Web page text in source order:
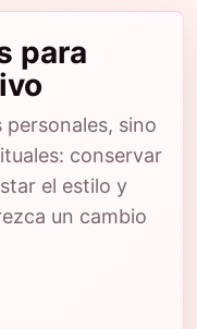
para
personales, sino
conservar
el estilo y
un cambio